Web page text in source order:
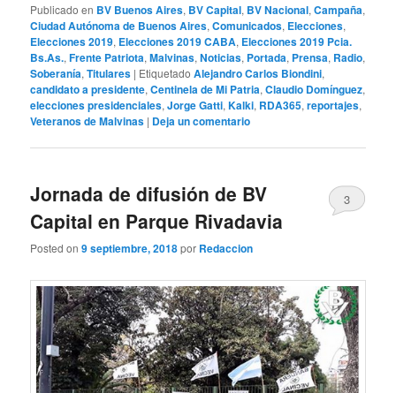
Publicado en BV Buenos Aires, BV Capital, BV Nacional,Campaña,
Ciudad Autónoma de Buenos Aires,Comunicados, Elecciones,
Elecciones 2019, Elecciones 2019 CABA, Elecciones 2019 Pcia.
Bs.As.,Frente Patriota,Malvinas,Noticias, Portada, Prensa, Radio,
Soberanía,Titulares | Etiquetado Alejandro Carlos Biondini,
candidato a presidente,Centinela de Mi Patria,Claudio Domínguez,
elecciones presidenciales,Jorge Gatti,Kalki, RDA365,reportajes,
Veteranos de Malvinas | Deja un comentario
Jornada de difusión de BV
Capital en Parque Rivadavia
Posted on9 septiembre, 2018por Redaccion
3